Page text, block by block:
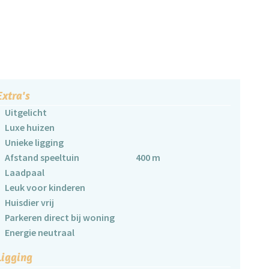
Uitgelicht
Luxe huizen
Unieke ligging
Afstand speeltuin
400 m
Laadpaal
Leuk voor kinderen
Huisdier vrij
Parkeren direct bij woning
Energie neutraal